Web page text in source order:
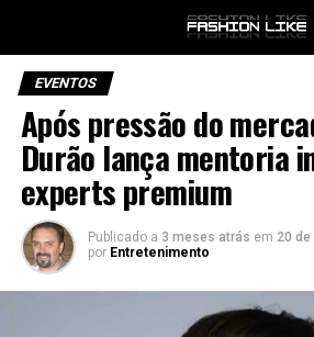
EVENTOS
Após pressão do
Durão lança mentoria
experts premium
Publicado a 3 meses atrás em 20
por Entretenimento